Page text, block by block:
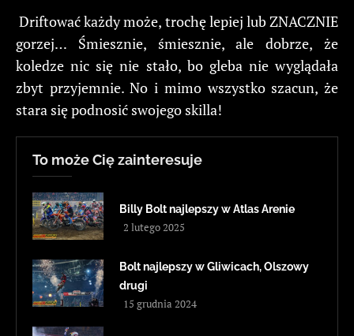
Driftować każdy może, trochę lepiej lub ZNACZNIE
gorzej… Śmiesznie, śmiesznie, ale dobrze, że
koledze nic się nie stało, bo gleba nie wyglądała
zbyt przyjemnie. No i mimo wszystko szacun, że
stara się podnosić swojego skilla!
To może Cię zainteresuje
Billy Bolt najlepszy w Atlas Arenie
2 lutego 2025
Bolt najlepszy w Gliwicach, Olszowy
drugi
15 grudnia 2024